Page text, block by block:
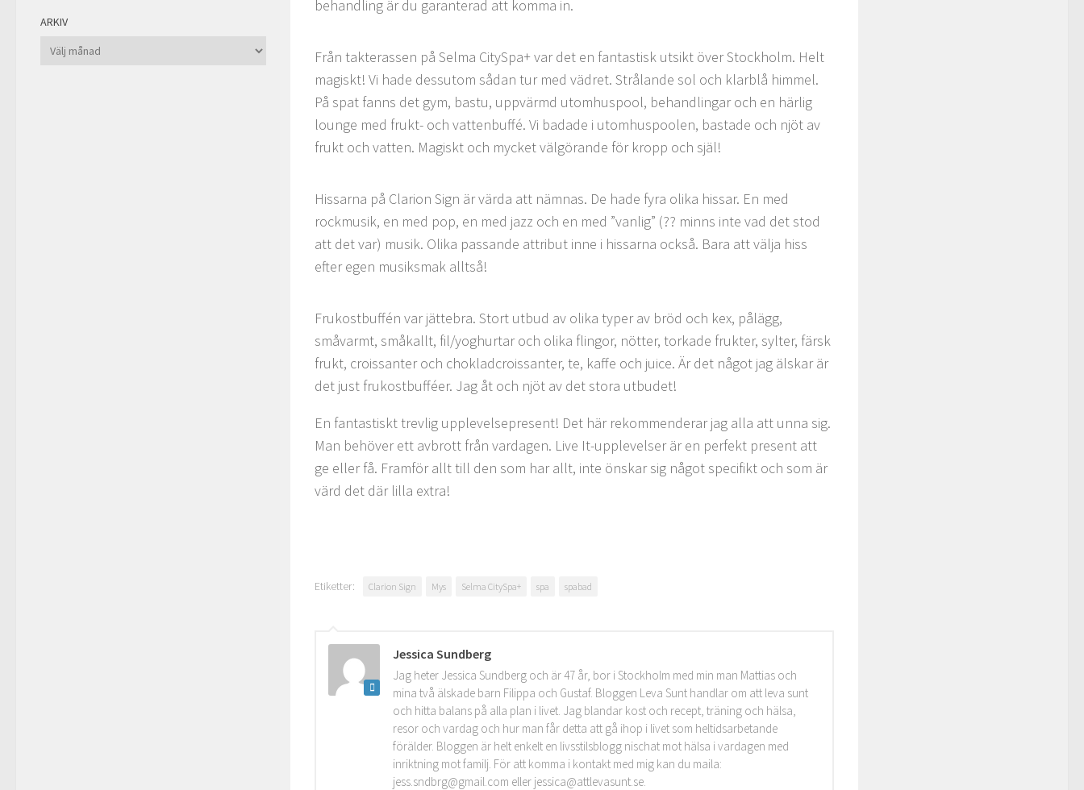
behandling är du garanterad att komma in.
Från takterassen på Selma CitySpa+ var det en fantastisk utsikt över Stockholm. Helt
magiskt! Vi hade dessutom sådan tur med vädret. Strålande sol och klarblå himmel.
På spat fanns det gym, bastu, uppvärmd utomhuspool, behandlingar och en härlig
lounge med frukt- och vattenbuffé. Vi badade i utomhuspoolen, bastade och njöt av
frukt och vatten. Magiskt och mycket välgörande för kropp och själ!
Hissarna på Clarion Sign är värda att nämnas. De hade fyra olika hissar. En med
rockmusik, en med pop, en med jazz och en med ”vanlig” (?? minns inte vad det stod
att det var) musik. Olika passande attribut inne i hissarna också. Bara att välja hiss
efter egen musiksmak alltså!
Frukostbuffén var jättebra. Stort utbud av olika typer av bröd och kex, pålägg,
småvarmt, småkallt, fil/yoghurtar och olika flingor, nötter, torkade frukter, sylter, färsk
frukt, croissanter och chokladcroissanter, te, kaffe och juice. Är det något jag älskar är
det just frukostbufféer. Jag åt och njöt av det stora utbudet!
En fantastiskt trevlig upplevelsepresent! Det här rekommenderar jag alla att unna sig.
Man behöver ett avbrott från vardagen. Live It-upplevelser är en perfekt present att
ge eller få. Framför allt till den som har allt, inte önskar sig något specifikt och som är
värd det där lilla extra!
Etiketter: Clarion Sign Mys Selma CitySpa+ spa spabad
Jessica Sundberg
Jag heter Jessica Sundberg och är 47 år, bor i Stockholm med min man Mattias och
mina två älskade barn Filippa och Gustaf. Bloggen Leva Sunt handlar om att leva sunt
och hitta balans på alla plan i livet. Jag blandar kost och recept, träning och hälsa,
resor och vardag och hur man får detta att gå ihop i livet som heltidsarbetande
förälder. Bloggen är helt enkelt en livsstilsblogg nischat mot hälsa i vardagen med
inriktning mot familj. För att komma i kontakt med mig kan du maila:
jess.sndbrg@gmail.com eller jessica@attlevasunt.se.
ARKIV
Arkiv